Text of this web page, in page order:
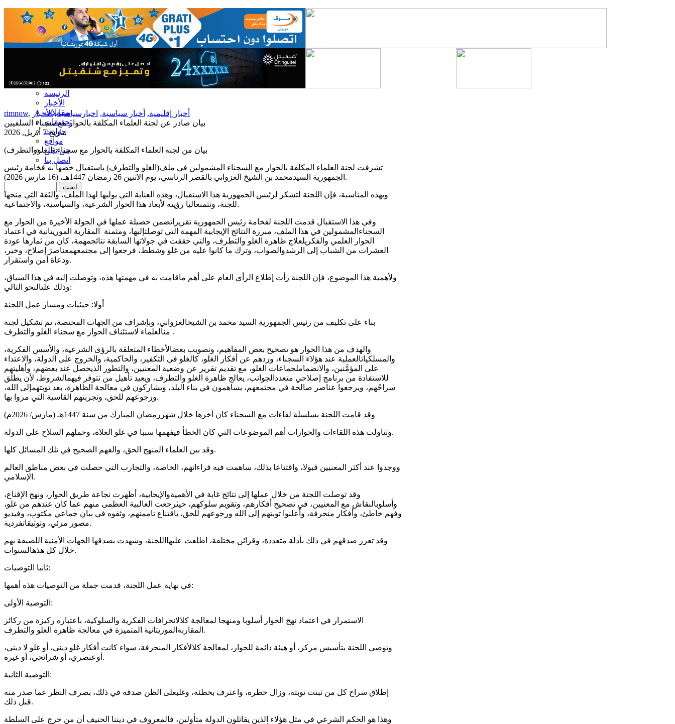
الرئيسة
الأخبار
مقابلات
تحقيقات
حوادث
مواقع
من نحن
اتصل بنا
rimnow, أخبار إقليمية, أخبار سياسية, اخبارسياسية,الأخبار
بيان صادر عن لجنة العلماء المكلفة بالحوار مع سجناء السلفيين
بتاريخ 7 أبريل, 2026
بيان من لجنة العلماء المكلفة بالحوار مع سجناء(الغلووالتطرف)
تشرفت لجنة العلماء المكلفة بالحوار مع السجناء المشمولين في ملف( الغلو والتطرف) باستقبال خصها به فخامة رئيس
الجمهورية السيدمحمد بن الشيخ الغزواني بالقصر الرئاسي، يوم الاثنين رمضان هـ، (16 مارس 2026).
وبهذه المناسبة، فإن اللجنة لتشكر لرئيس الجمهورية هذا الاستقبال، وهذه العناية التي يوليها لهذا الملف،والثقة التي منحها
للجنة، وتثمنعاليا رؤيته لأبعاد هذا الحوار الشرعية، والسياسية، والاجتماعية .
وفي هذا الاستقبال قدمت اللجنة لفخامة رئيس الجمهورية تقريرا تضمن حصيلة عملها في الجولة الأخيرة من الحوار مع
السجناء المشمولين في هذا الملف، مبرزة النتائج الإيجابية المهمة التي توصلتإليها، ومثمنة المقاربة الموريتانية في
اعتماد
الحوار
العلمي والفكريلعلاج ظاهرة الغلو والتطرف، والتي حققت في جولاتها السابقة نتائجمهمة، كان من ثمارها عودة
العشرات من الشباب إلى الرشدوالصواب، وترك ما كانوا عليه من غلو وشطط، فرجعوا إلى مجتمعهمعناصر إصلاح، وخير ،
ودعاة أمن واستقرار .
ولأهمية هذا الموضوع، فإن اللجنة رأت إطلاع الرأي العام على أهم ماقامت به في مهمتها هذه، وتوصلت إليه في هذا السياق،
وذلك علىالنحو التالي :
أولا: حيثيات ومسار عمل اللجنة
بناء على تكليف من رئيس الجمهورية السيد محمد بن الشيخالغزواني، وبإشراف من الجهات المختصة، تم تشكيل لجنة
منالعلماء لاستئناف الحوار مع سجناء الغلو والتطرف .
والهدف من هذا الحوار هو تصحيح بعض المفاهيم، وتصويب بعضالأخطاء المتعلقة بالرؤى الشرعية، والأسس الفكرية،
والمسلكياتالعملية عند هؤلاء السجناء، وردهم عن أفكار الغلو، كالغلو في التكفير ، والحاكمية، والخروج على الدولة، والاعتداء
على المؤمنين، والانضماملجماعات الغلو، مع تقديم تقرير عن وضعية المعنيين، والتطور الذيحصل عند بعضهم، وأهليتهم
للاستفادة من برنامج إصلاحي متعدد الجوانب، يعالج ظاهرة الغلو والتطرف، ويعيد تأهيل من تتوفر فيهمالشروط، لأن يطلق
سراحهم، ويرجعوا عناصر صالحة في مجتمعهم، يساهمون في بناء البلد، ويشاركون في معالجة الظاهرة، بعد توبتهمإلى الله،
ورجوعهم للحق، وتجربتهم القاسية التي مروا بها .
وقد قامت اللجنة بسلسلة لقاءات مع السجناء كان آخرها خلال شهر رمضان المبارك من سنة هـ (مارس/ 2026 م)
وتناولت هذه اللقاءات والحوارات أهم الموضوعات التي كان الخطأ فيفهمها سببا في غلو الغلاة، وحملهم السلاح على الدولة .
وقد بين العلماء المنهج الحق، والفهم الصحيح في تلك المسائل كلها .
ووجدوا عند أكثر المعنيين قبولا، واقتناعا بذلك، ساهمت فيه قراءاتهم، الخاصة، والتجارب التي حصلت في بعض مناطق العالم
الإسلامي .
وقد توصلت اللجنة من خلال عملها إلى نتائج غاية في الأهميةوالإيجابية، أظهرت نجاعة طريق الحوار ، ونهج الإقناع،
وأسلوبالنقاش مع المعنيين، في تصحيح أفكارهم، وتقويم سلوكهم، حيثرجعت الغالبية العظمى منهم عما كان عندهم من غلو،
وفهم خاطئ، وأفكار منحرفة، وأعلنوا توبتهم إلى الله ورجوعهم للحق، باقتناع تاممنهم، وثقوه في بيان جماعي مكتوب، وفيديو
مصور مرئي، وتوثيقاتفردية .
وقد تعزز صدقهم في ذلك بأدلة متعددة، وقرائن مختلفة، اطلعت عليها اللجنة، وشهدت بصدقها الجهات الأمنية اللصيقة بهم
خلال كل هذهالسنوات .
ثانيا التوصيات :
في نهاية عمل اللجنة، قدمت جملة من التوصيات هذه أهمها :
التوصية الأولى :
الاستمرار في اعتماد نهج الحوار أسلوبا ومنهجا لمعالجة كلالانحرافات الفكرية والسلوكية، باعتباره ركيزة من ركائز
المقاربة الموريتانية المتميزة في معالجة ظاهرة الغلو والتطرف .
وتوصي اللجنة بتأسيس مركز ، أو هيئة دائمة للحوار ، لمعالجة كلالأفكار المنحرفة، سواء كانت أفكار غلو ديني، أو غلو لا ديني،
أوعنصري، أو شرائحي، أو غيره .
التوصية الثانية :
إطلاق سراح كل من ثبتت توبته، وزال خطره، واعترف بخطئه، وغلبعلى الظن صدقه في ذلك، بصرف النظر عما صدر منه
قبل ذلك .
وهذا هو الحكم الشرعي في مثل هؤلاء الذين يقاتلون الدولة متأولين، فالمعروف في ديننا الحنيف أن من خرج على السلطة